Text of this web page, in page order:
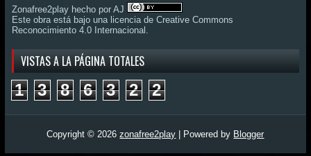
Zonafree2play hecho por AJ
Este obra está bajo una licencia de Creative Commons
Reconocimiento 4.0 Internacional
VISTAS A LA PÁGINA TOTALES
1 3 8 6 3 2 2
Copyright © 2026zonafree2play | Powered by Blogger